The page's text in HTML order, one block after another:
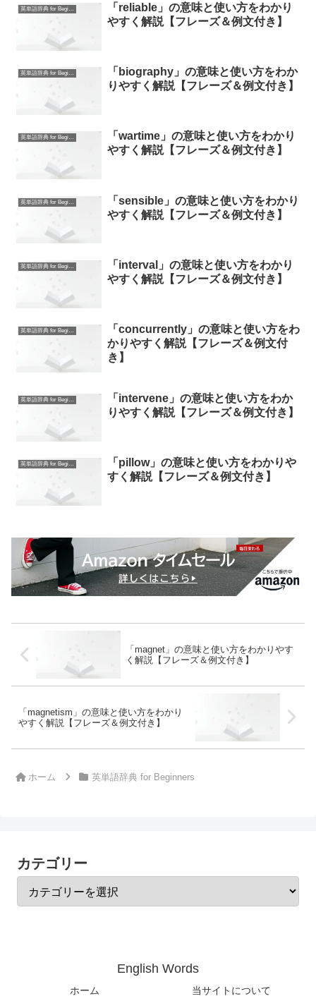
英単語辞典 for Beginners
「reliable」の意味と使い方をわかり
やすく解説【フレーズ＆例文付き】
英単語辞典 for Beginners
「biography」の意味と使い方をわか
りやすく解説【フレーズ＆例文付き】
英単語辞典 for Beginners
「wartime」の意味と使い方をわかり
やすく解説【フレーズ＆例文付き】
英単語辞典 for Beginners
「sensible」の意味と使い方をわかり
やすく解説【フレーズ＆例文付き】
英単語辞典 for Beginners
「interval」の意味と使い方をわかり
やすく解説【フレーズ＆例文付き】
英単語辞典 for Beginners
「concurrently」の意味と使い方をわ
かりやすく解説【フレーズ＆例文付
き】
英単語辞典 for Beginners
「intervene」の意味と使い方をわか
りやすく解説【フレーズ＆例文付き】
英単語辞典 for Beginners
「pillow」の意味と使い方をわかりや
すく解説【フレーズ＆例文付き】
「magnet」の意味と使い方をわかりやす
く解説【フレーズ＆例文付き】
「magnetism」の意味と使い方をわかり
やすく解説【フレーズ＆例文付き】
ホーム 英単語辞典 for Beginners
カテゴリー
English Words
ホーム 当サイトについて